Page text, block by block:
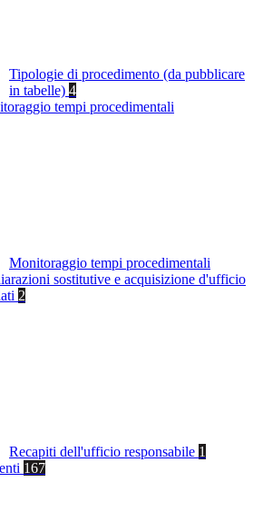
Tipologie di procedimento (da pubblicare
in tabelle) 4
tempi procedimentali
Monitoraggio tempi procedimentali
sostitutive e acquisizione d'ufficio
2
Recapiti dell'ufficio responsabile 1
167